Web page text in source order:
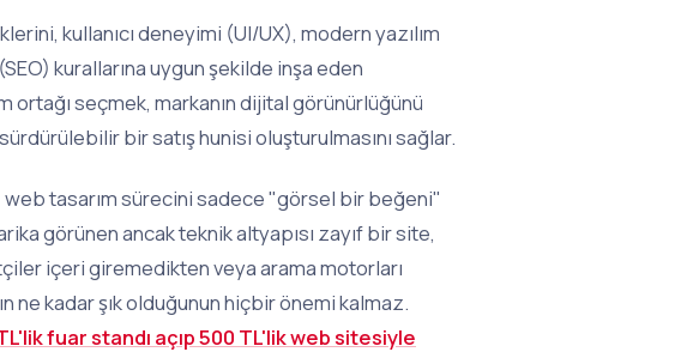
kullanıcı deneyimi (UI/UX), modern yazılım
kurallarına uygun şekilde inşa eden
seçmek, markanın dijital görünürlüğünü
bir satış hunisi oluşturulmasını sağlar.
tasarım sürecini sadece "görsel bir beğeni"
görünen ancak teknik altyapısı zayıf bir site,
içeri giremedikten veya arama motorları
kadar şık olduğunun hiçbir önemi kalmaz.
fuar standı açıp 500 TL'lik web sitesiyle